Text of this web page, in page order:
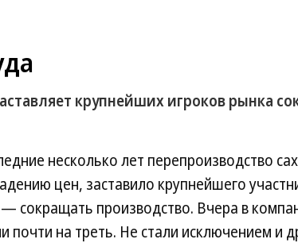
крупнейших игроков рынка
несколько лет перепроизводство
цен, заставило крупнейшего
сокращать производство. Вчера в
почти на треть. Не стали исключением и